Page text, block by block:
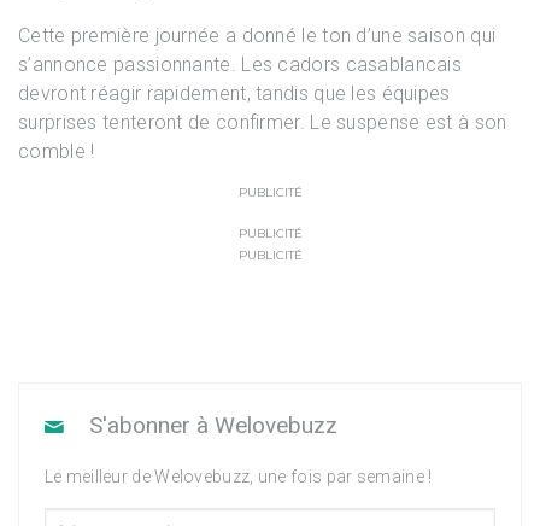
Cette première journée a donné le ton d’une saison qui
s’annonce passionnante. Les cadors casablancais
devront réagir rapidement, tandis que les équipes
surprises tenteront de confirmer. Le suspense est à son
comble !
PUBLICITÉ
PUBLICITÉ
PUBLICITÉ
S'abonner à Welovebuzz
Le meilleur de Welovebuzz, une fois par semaine !